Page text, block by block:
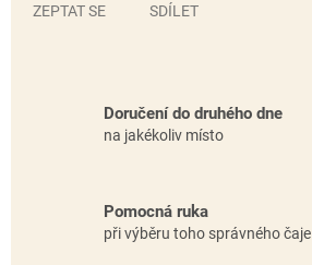
ZEPTAT SE SDÍLET
Doručení do druhého dne
na jakékoliv místo
Pomocná ruka
při výběru toho správného čaje